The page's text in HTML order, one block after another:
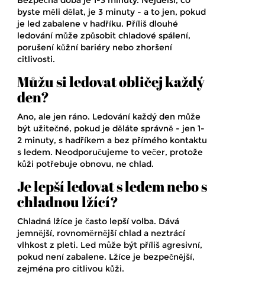
byste měli dělat, je 3 minuty - a to jen, pokud
je led zabalene v hadříku. Příliš dlouhé
ledování může způsobit chladové spálení,
porušení kůžní bariéry nebo zhoršení
citlivosti.
Můžu si ledovat obličej každý
den?
Ano, ale jen ráno. Ledování každý den může
být užitečné, pokud je děláte správně - jen 1-
2 minuty, s hadříkem a bez přímého kontaktu
s ledem. Neodporučujeme to večer, protože
kůži potřebuje obnovu, ne chlad.
Je lepší ledovat s ledem nebo s
chladnou lžící?
Chladná lžíce je často lepší volba. Dává
jemnější, rovnoměrnější chlad a neztrácí
vlhkost z pleti. Led může být příliš agresivní,
pokud není zabalene. Lžíce je bezpečnější,
zejména pro citlivou kůži.